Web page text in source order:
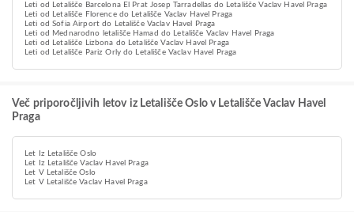
Leti od Letališče Barcelona El Prat Josep Tarradellas do Letališče Vaclav Havel Praga
Leti od Letališče Florence do Letališče Vaclav Havel Praga
Leti od Sofia Airport do Letališče Vaclav Havel Praga
Leti od Mednarodno letališče Hamad do Letališče Vaclav Havel Praga
Leti od Letališče Lizbona do Letališče Vaclav Havel Praga
Leti od Letališče Pariz Orly do Letališče Vaclav Havel Praga
Več priporočljivih letov iz Letališče Oslo v Letališče Vaclav Havel
Praga
Let Iz Letališče Oslo
Let Iz Letališče Vaclav Havel Praga
Let V Letališče Oslo
Let V Letališče Vaclav Havel Praga